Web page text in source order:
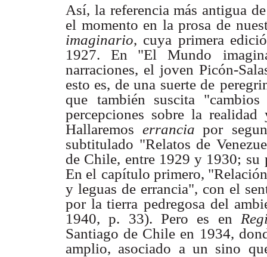
Así, la referencia más antigua
el momento en la prosa de
imaginario, cuya primera
1927. En "El Mundo
narraciones, el joven Picón-
esto es, de una suerte de
que también suscita
percepciones sobre la
Hallaremos erranciapor
subtitulado "Relatos de
de Chile, entre 1929 y 1930; su
En el capítulo primero,
y leguas de errancia", con el
por la tierra pedregosa del
1940, p. 33). Pero es en
Santiago de Chile en 1934,
amplio, asociado a un sino